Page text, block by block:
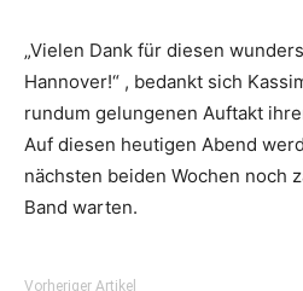
„Vielen Dank für diesen
Hannover!“ , bedankt sich
rundum gelungenen Auftakt
Auf diesen heutigen Abend
nächsten beiden Wochen noch
Band warten.
Vorheriger Artikel